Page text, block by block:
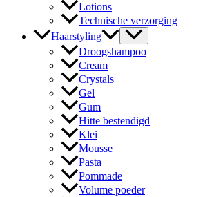
Lotions
Technische verzorging
Haarstyling
Droogshampoo
Cream
Crystals
Gel
Gum
Hitte bestendigd
Klei
Mousse
Pasta
Pommade
Volume poeder